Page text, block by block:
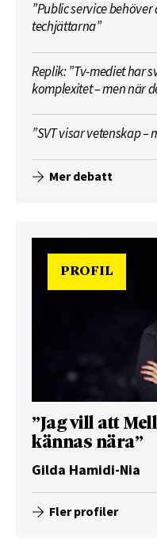
”Public service
techjättarna”
Replik: ”Tv-mediet har
komplexitet – men när
”SVT visar vetenskap –
Mer debatt
PROFIL
”Jag vill att
kännas nära”
Gilda Hamidi-Nia
Fler profiler